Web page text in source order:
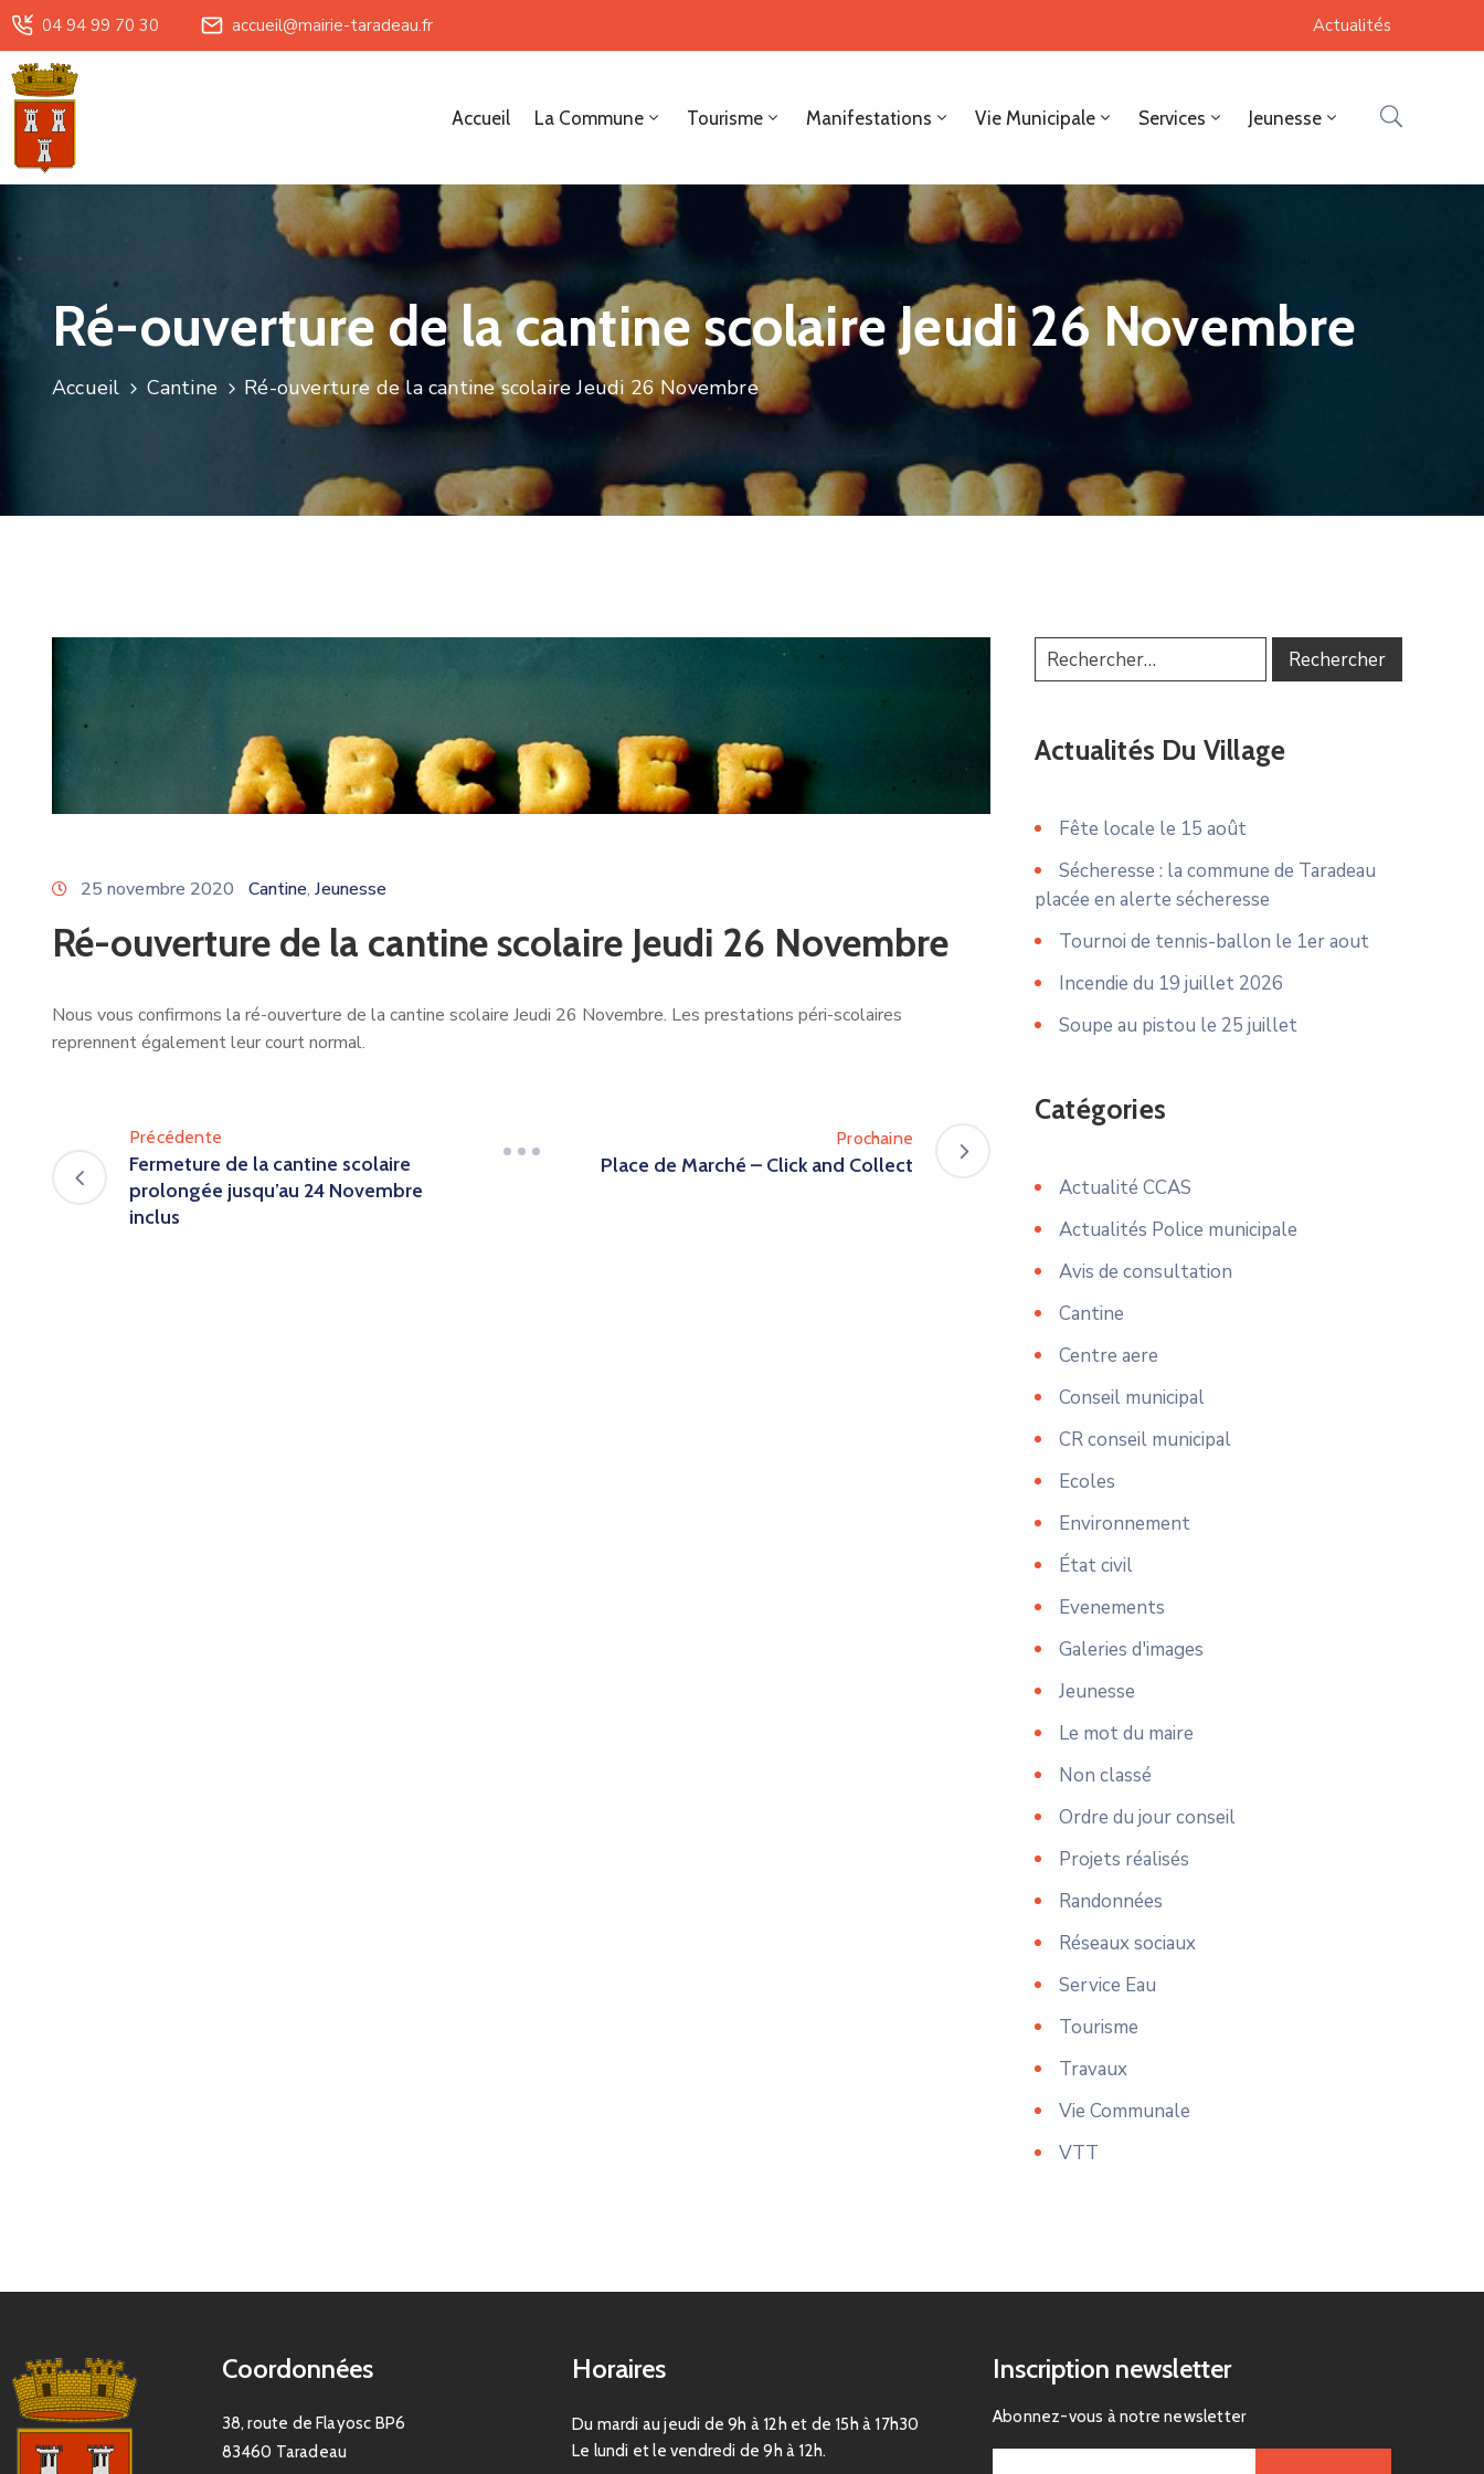
04 94 99 70 30 accueil@mairie-taradeau.fr Actualités
Accueil La Commune Tourisme Manifestations Vie Municipale Services Jeunesse
Ré-ouverture de la cantine scolaire Jeudi 26 Novembre
Accueil Cantine Ré-ouverture de la cantine scolaire Jeudi 26 Novembre
25 novembre 2020 Cantine‚ Jeunesse
Ré-ouverture de la cantine scolaire Jeudi 26 Novembre
Nous vous confirmons la ré-ouverture de la cantine scolaire Jeudi 26 Novembre. Les prestations péri-scolaires
reprennent également leur court normal.
Précédente
Fermeture de la cantine scolaire
prolongée jusqu’au 24 Novembre
inclus
Prochaine
Place de Marché – Click and Collect
Actualités Du Village
Fête locale le 15 août
Sécheresse : la commune de Taradeau
placée en alerte sécheresse
Tournoi de tennis-ballon le 1er aout
Incendie du 19 juillet 2026
Soupe au pistou le 25 juillet
Catégories
Actualité CCAS
Actualités Police municipale
Avis de consultation
Cantine
Centre aere
Conseil municipal
CR conseil municipal
Ecoles
Environnement
État civil
Evenements
Galeries d'images
Jeunesse
Le mot du maire
Non classé
Ordre du jour conseil
Projets réalisés
Randonnées
Réseaux sociaux
Service Eau
Tourisme
Travaux
Vie Communale
VTT
Coordonnées
38, route de Flayosc BP6
83460 Taradeau
Horaires
Du mardi au jeudi de 9h à 12h et de 15h à 17h30
Le lundi et le vendredi de 9h à 12h.
Inscription newsletter
Abonnez-vous à notre newsletter